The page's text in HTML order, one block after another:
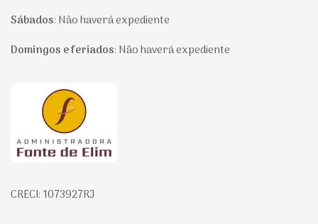
Sábados: Não haverá expediente
Domingos e feriados: Não haverá expediente
Página inicial
CRECI: 1073927RJ